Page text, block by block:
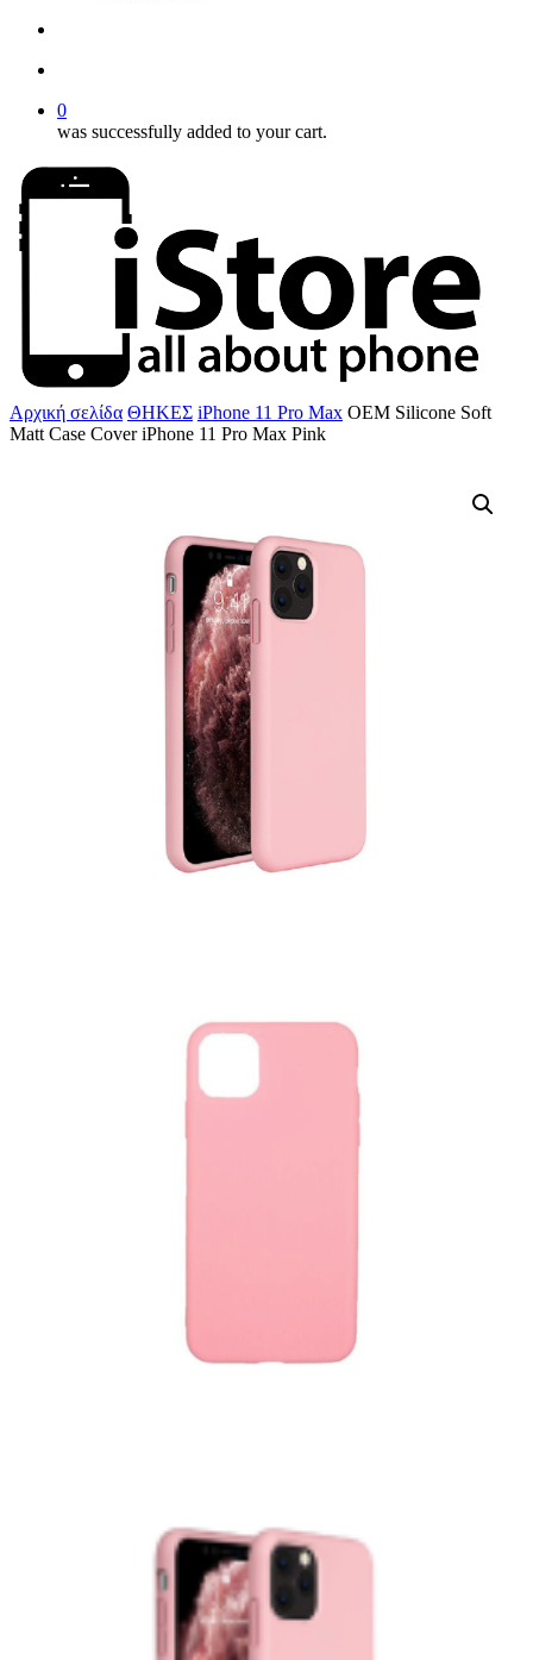
0
was successfully added to your cart.
Αρχική σελίδα ΘΗΚΕΣ iPhone 11 Pro Max OEM Silicone Soft
Matt Case Cover iPhone 11 Pro Max Pink